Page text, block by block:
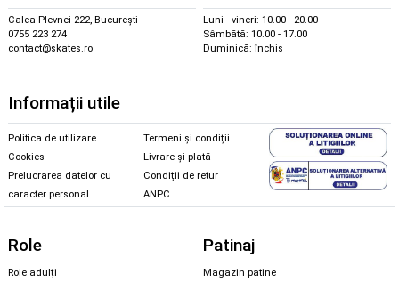
Calea Plevnei 222, București
0755 223 274
contact@skates.ro
Luni - vineri: 10.00 - 20.00
Sâmbătă: 10.00 - 17.00
Duminică: închis
Informații utile
Politica de utilizare
Cookies
Prelucrarea datelor cu
caracter personal
Termeni și condiții
Livrare și plată
Condiții de retur
ANPC
Role
Role adulți
Patinaj
Magazin patine